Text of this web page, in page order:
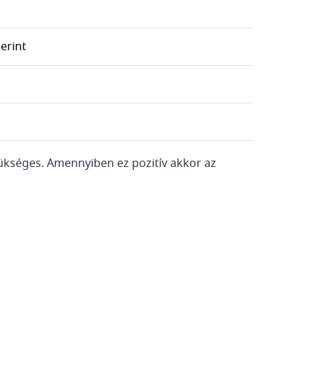
Amennyiben ez pozitív akkor az